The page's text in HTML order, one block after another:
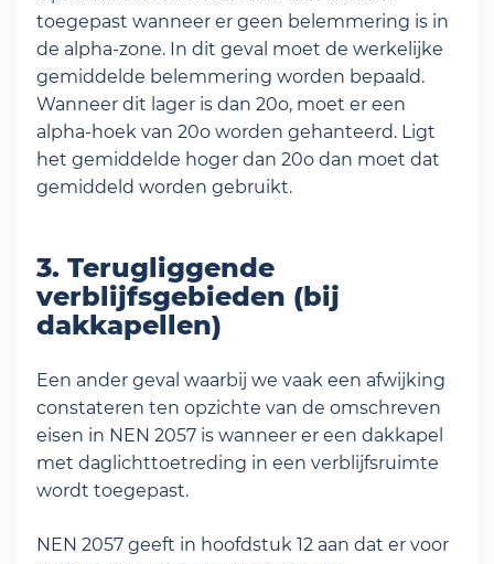
toegepast wanneer er geen belemmering is in
de alpha-zone. In dit geval moet de werkelijke
gemiddelde belemmering worden bepaald.
Wanneer dit lager is dan 20o, moet er een
alpha-hoek van 20o worden gehanteerd. Ligt
het gemiddelde hoger dan 20o dan moet dat
gemiddeld worden gebruikt.
3. Terugliggende
verblijfsgebieden (bij
dakkapellen)
Een ander geval waarbij we vaak een afwijking
constateren ten opzichte van de omschreven
eisen in NEN 2057 is wanneer er een dakkapel
met daglichttoetreding in een verblijfsruimte
wordt toegepast.
NEN 2057 geeft in hoofdstuk 12 aan dat er voor